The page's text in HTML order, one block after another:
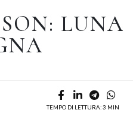
LUNA
TEMPO DI LETTURA: 3 MIN